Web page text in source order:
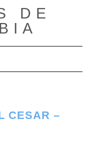
DE
modo de navegación
CESAR –